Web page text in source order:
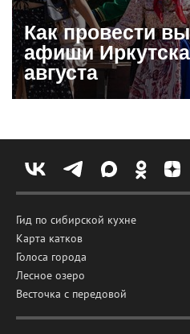
Как провести
афиши
августа
Гид по сибирской кухне
Карта катков
Голоса города
Лесное озеро
Весточка с передовой